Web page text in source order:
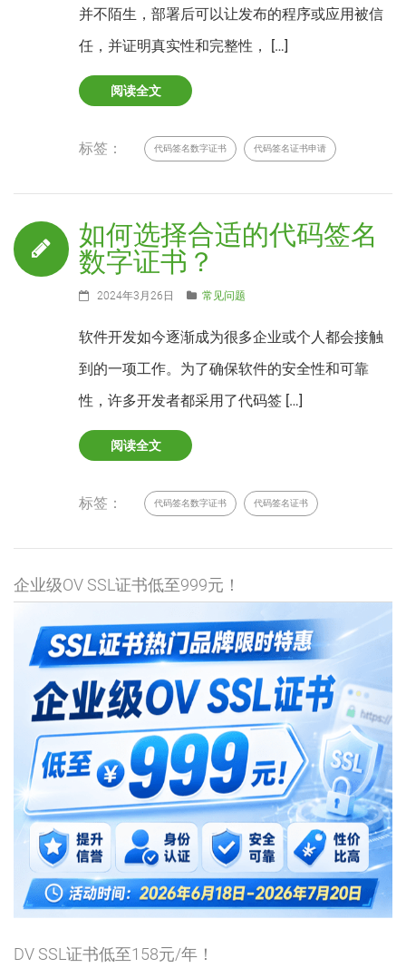
并不陌生，部署后可以让发布的程序或应用被信
任，并证明真实性和完整性， […]
阅读全文
标签： 代码签名数字证书 代码签名证书申请
如何选择合适的代码签名
数字证书？
2024年3月26日 常见问题
软件开发如今逐渐成为很多企业或个人都会接触
到的一项工作。为了确保软件的安全性和可靠
性，许多开发者都采用了代码签 […]
阅读全文
标签： 代码签名数字证书 代码签名证书
企业级OV SSL证书低至999元！
DV SSL证书低至158元/年！